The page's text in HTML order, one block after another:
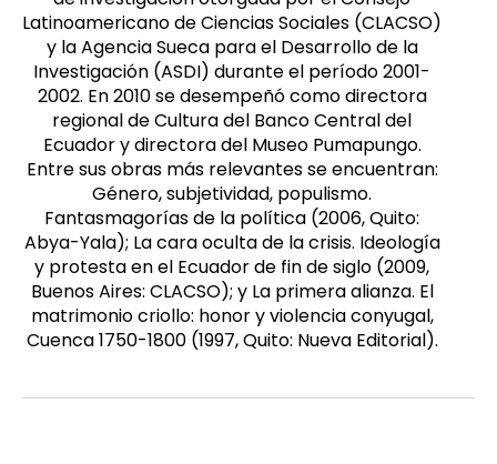
Latinoamericano de Ciencias Sociales (CLACSO)
y la Agencia Sueca para el Desarrollo de la
Investigación (ASDI) durante el período 2001-
2002. En 2010 se desempeñó como directora
regional de Cultura del Banco Central del
Ecuador y directora del Museo Pumapungo.
Entre sus obras más relevantes se encuentran:
Género, subjetividad, populismo.
Fantasmagorías de la política (2006, Quito:
Abya-Yala); La cara oculta de la crisis. Ideología
y protesta en el Ecuador de fin de siglo (2009,
Buenos Aires: CLACSO); y La primera alianza. El
matrimonio criollo: honor y violencia conyugal,
Cuenca 1750-1800 (1997, Quito: Nueva Editorial).